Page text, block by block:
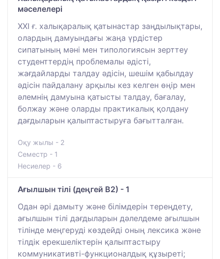
мәселелері
XXI ғ. халықаралық қатынастар заңдылықтары,
олардың дамуындағы жаңа үрдістер
сипатының мәні мен типологиясын зерттеу
студенттердің проблемалы әдісті,
жағдайларды талдау әдісін, шешім қабылдау
әдісін пайдалану арқылы кез келген өңір мен
әлемнің дамуына қатысты талдау, бағалау,
болжау және оларды практикалық қолдану
дағдыларын қалыптастыруға бағытталған.
Оқу жылы - 2
Семестр - 1
Несиелер - 6
Ағылшын тілі (деңгей В2) - 1
Одан әрі дамыту және білімдерін тереңдету,
ағылшын тілі дағдыларын дәлелдеме ағылшын
тілінде меңгеруді көздейді оның лексика және
тілдік ерекшеліктерін қалыптастыру
коммуникативті-функционалдық құзыреті;